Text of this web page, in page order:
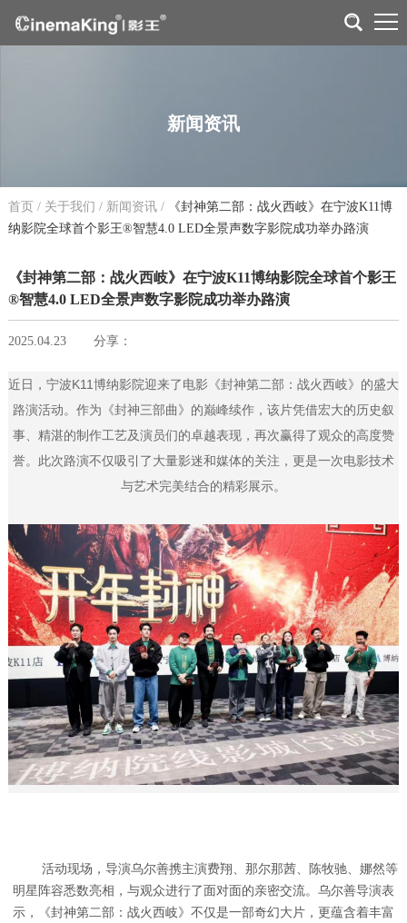
新闻资讯
首页 / 关于我们 / 新闻资讯/
《封神第二部：战火西岐》在宁波K11博
纳影院全球首个影王®智慧4.0 LED全景声数字影院成功举办路演
《封神第二部：战火西岐》在宁波K11博纳影院全球首个影王
®智慧4.0 LED全景声数字影院成功举办路演
2025.04.23 分享：
近日，宁波K11博纳影院迎来了电影《封神第二部：战火西岐》的盛大
路演活动。作为《封神三部曲》的巅峰续作，该片凭借宏大的历史叙
事、精湛的制作工艺及演员们的卓越表现，再次赢得了观众的高度赞
誉。此次路演不仅吸引了大量影迷和媒体的关注，更是一次电影技术
与艺术完美结合的精彩展示。
活动现场，导演乌尔善携主演费翔、那尔那茜、陈牧驰、娜然等
明星阵容悉数亮相，与观众进行了面对面的亲密交流。乌尔善导演表
示，《封神第二部：战火西岐》不仅是一部奇幻大片，更蕴含着丰富